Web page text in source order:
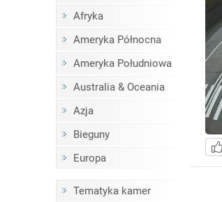
Afryka
Ameryka Północna
Ameryka Południowa
Australia & Oceania
Azja
Bieguny
Europa
Tematyka kamer